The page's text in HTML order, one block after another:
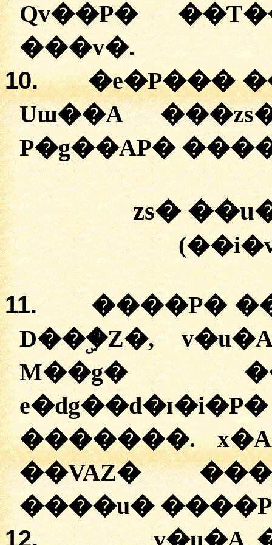
Qv��P�
���v�.
10. �e�P����
Uɯ��A�
P�g��AP��
zs��
(�
11. ����P��
D��ۣ�Z�,v�u�A
M��g��
e�dg��d�ɪ�i�P�
�������.
��VAZ��
����u��
12. v�u�A